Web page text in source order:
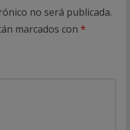
no será publicada.
marcados con *